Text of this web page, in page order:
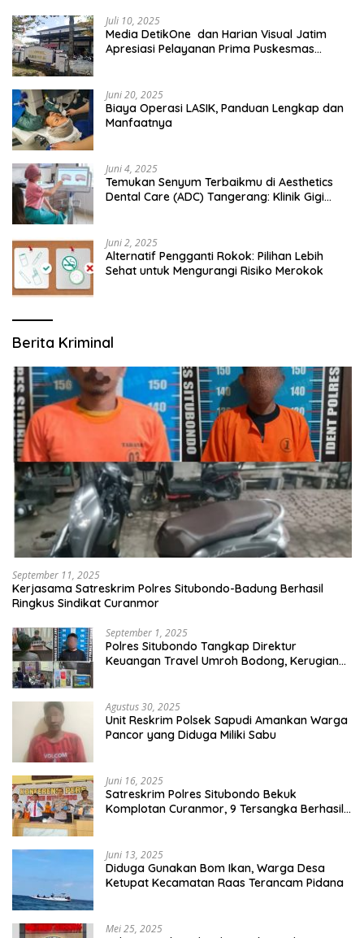
Juli 10, 2025
Media DetikOne dan Harian Visual Jatim
Apresiasi Pelayanan Prima Puskesmas
Juni 20, 2025
Biaya Operasi LASIK, Panduan Lengkap dan
Manfaatnya
Juni 4, 2025
Temukan Senyum Terbaikmu di Aesthetics
Dental Care (ADC) Tangerang: Klinik Gigi
Juni 2, 2025
Alternatif Pengganti Rokok: Pilihan Lebih
Sehat untuk Mengurangi Risiko Merokok
Berita Kriminal
September 11, 2025
Kerjasama Satreskrim Polres Situbondo-Badung Berhasil
Ringkus Sindikat Curanmor
September 1, 2025
Polres Situbondo Tangkap Direktur
Keuangan Travel Umroh Bodong, Kerugian
Agustus 30, 2025
Unit Reskrim Polsek Sapudi Amankan Warga
Pancor yang Diduga Miliki Sabu
Juni 16, 2025
Satreskrim Polres Situbondo Bekuk
Komplotan Curanmor, 9 Tersangka Berhasil
Juni 13, 2025
Diduga Gunakan Bom Ikan, Warga Desa
Ketupat Kecamatan Raas Terancam Pidana
Mei 25, 2025